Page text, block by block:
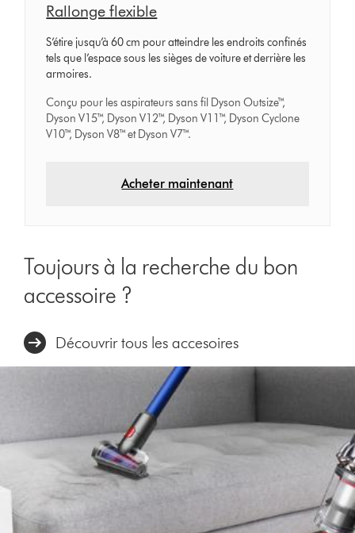
Rallonge flexible
S’étire jusqu’à 60 cm pour atteindre les endroits confinés
tels que l’espace sous les sièges de voiture et derrière les
armoires.
Conçu pour les aspirateurs sans fil Dyson Outsize™,
Dyson V15™, Dyson V12™, Dyson V11™, Dyson Cyclone
V10™, Dyson V8™ et Dyson V7™.
Acheter maintenant
Toujours à la recherche du bon
accessoire ?
Découvrir tous les accesoires